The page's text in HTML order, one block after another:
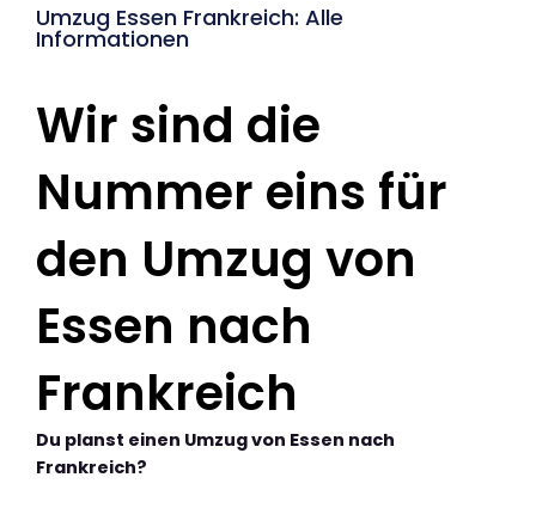
Umzug Essen Frankreich: Alle
Informationen
Wir sind die
Nummer eins für
den Umzug von
Essen nach
Frankreich
Du planst einen Umzug von Essen nach
Frankreich?